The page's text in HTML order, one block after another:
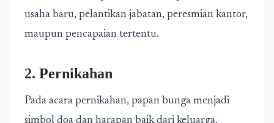
usaha baru, pelantikan jabatan, peresmian kantor,
maupun pencapaian tertentu.
2. Pernikahan
Pada acara pernikahan, papan bunga menjadi
simbol doa dan harapan baik dari keluarga,